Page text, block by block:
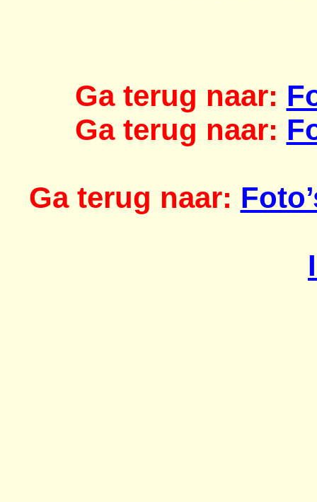
Ga terug naar:
Ga terug naar:
Ga terug naar: